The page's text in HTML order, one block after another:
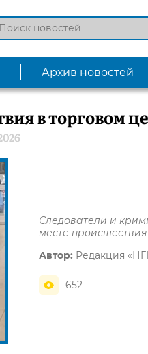
Архив новостей
в торговом
Следователи и
месте
Автор: Редакция
652